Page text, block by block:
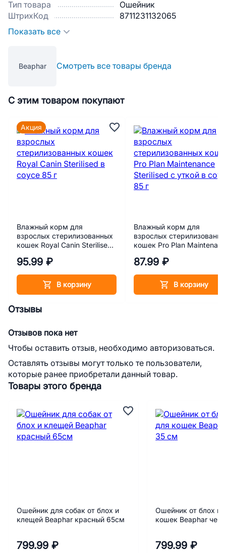
Тип товара
Ошейник
ШтрихКод
8711231132065
Показать все
Beaphar Смотреть все товары бренда
С этим товаром покупают
Влажный корм для
взрослых стерилизованных
кошек Royal Canin Sterilised
95.99 ₽
В корзину
Акция
Влажный корм для
взрослых
кошек Pro Plan
г
87.99 ₽
В корзину
Товары этого бренда
Ошейник для собак от блох и
клещей Beaphar красный 65см
799.99 ₽
Ошейник от блох и
кошек Beaphar
799.99 ₽
Отзывы
Отзывов пока нет
Чтобы оставить отзыв, необходимо авторизоваться.
Оставлять отзывы могут только те пользователи,
которые ранее приобретали данный товар.